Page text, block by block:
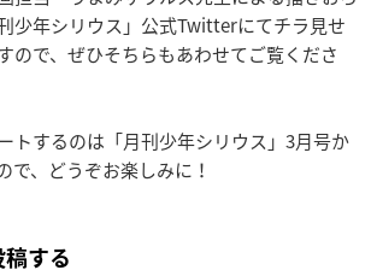
少年シリウス」公式Twitterにてチラ見せ
ので、ぜひそちらもあわせてご覧くださ
トするのは「月刊少年シリウス」3月号か
で、どうぞお楽しみに！
稿する